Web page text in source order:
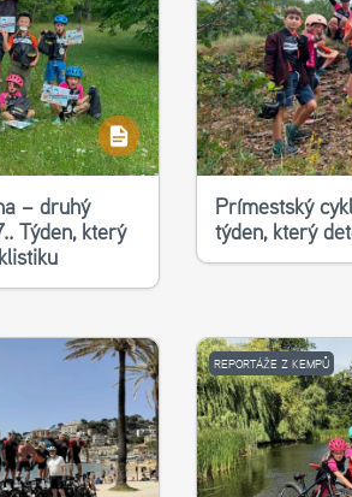
– druhý
Týden, který
Příměstský
týden, který
REPORTÁŽE Z KEMPŮ